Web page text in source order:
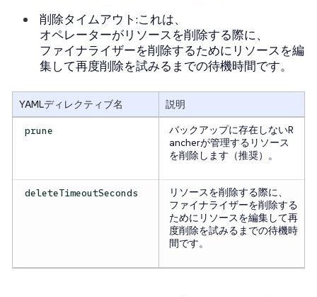
削除タイムアウト:これは、
オペレーターがリソースを削除する際に、
ファイナライザーを削除するためにリソースを編
集して再度削除を試みるまでの待機時間です。
YAMLディレクティブ名 説明
prune
バックアップに存在しないR
ancherが管理するリソース
を削除します（推奨）。
deleteTimeoutSeconds
リソースを削除する際に、
ファイナライザーを削除する
ためにリソースを編集して再
度削除を試みるまでの待機時
間です。